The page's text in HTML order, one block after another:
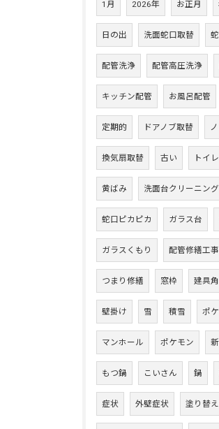
1月 2026年 お正月
日の出 洗面蛇口取替
配管洗浄 配管高圧洗浄
キッチン配管 お風呂配管
定期的 ドアノブ取替
換気扇取替 古い トイ
黄ばみ 洗面台クリーニング
蛇口ピカピカ ガラス台
ガラスくもり 配管修繕工事
つまり修繕 窓枠 建具角
壁掛け 雪 積雪 ポ
マンホール ポケモン
もつ鍋 こいさん 鍋
症状 外壁症状 塗り替